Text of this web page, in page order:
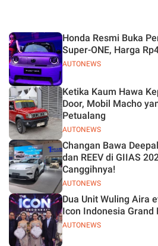
AUTONEWS
Honda Resmi Buka
Super-ONE, Harga
AUTONEWS
Ketika Kaum Hawa
Door, Mobil Macho
Petualang
AUTONEWS
Changan Bawa
dan REEV di GIIAS
Canggihnya!
AUTONEWS
Dua Unit Wuling Aira
Icon Indonesia Grand